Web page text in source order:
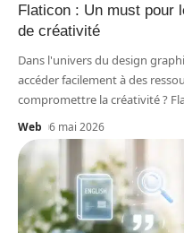
Flaticon : Un must pour
de créativité
Dans l'univers du design
accéder facilement à des
compromettre la créativité ?
Web 6 mai 2026